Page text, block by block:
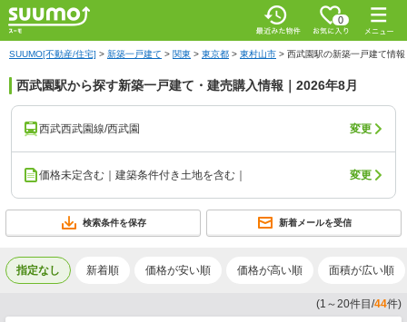
0
SUUMO[不動産/住宅] > 新築一戸建て > 関東 > 東京都 > 東村山市 > 西武園駅の新築一戸建て情報
西武園駅から探す新築一戸建て・建売購入情報｜2026年8月
西武西武園線/西武園 変更
価格未定含む｜建築条件付き土地を含む｜ 変更
検索条件を保存 新着メールを受信
指定なし 新着順 価格が安い順 価格が高い順 面積が広い順
(1 ～20件目/44件)